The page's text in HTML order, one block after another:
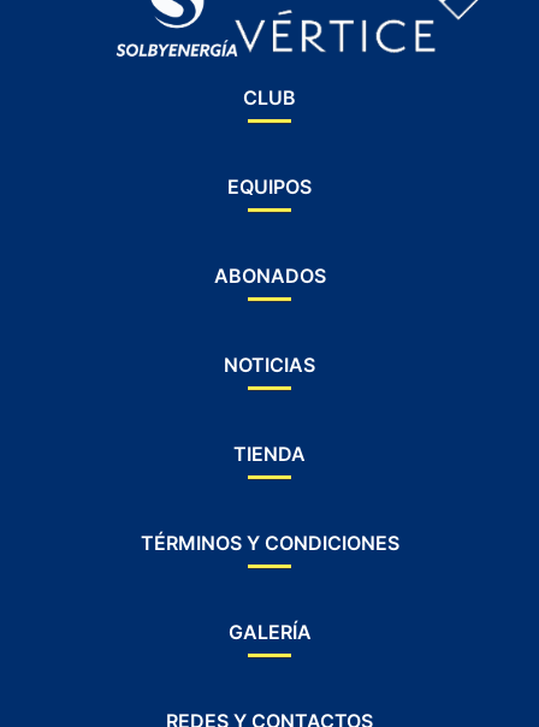
CLUB
EQUIPOS
ABONADOS
NOTICIAS
TIENDA
TÉRMINOS Y CONDICIONES
GALERÍA
REDES Y CONTACTOS